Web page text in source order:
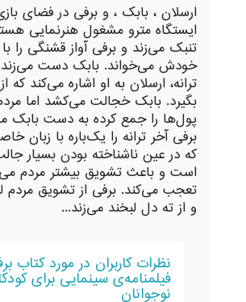
ارسلان ، بابک ، و برفی در فضای
ایستگاه مترو مشغول هنرنمایی
تنبک می‌زند و برفی آواز قشنگی را
خودش می‌خواند. بابک دست می‌زند.
ترانه، ارسلان به او اشاره می‌کند که
بگیرد. بابک خجالت می‌کشد اما
پول‌ها را جمع کرده به دست بابک
برفی آخر ترانه را یک‌باره با زبان
که در عین ناشناخته بودن بسیار
است و باعث تشویق بیشتر مردم
تعجب می‌کند. برفی از تشویق مردم
و از ته دل لبخند می‌زند...
نظرات کاربران در مورد کتاب
فیلمنامه‌ی سینمایی برای
نوجوانان